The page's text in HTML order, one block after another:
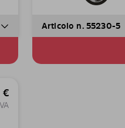
Articolo n. 55230-5
€